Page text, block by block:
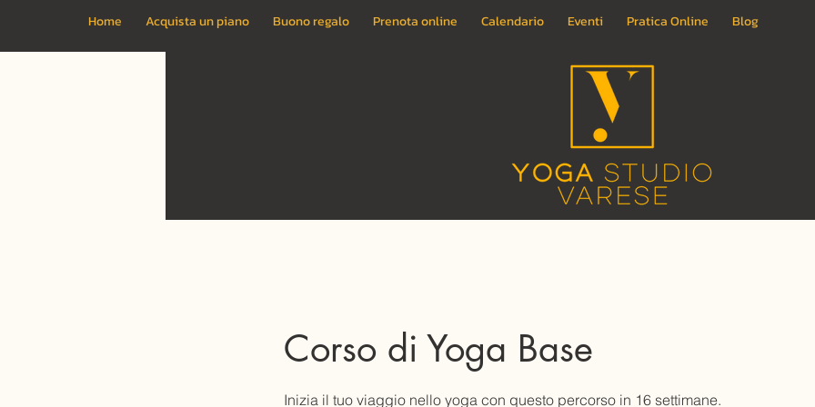
Home Acquista un piano Buono regalo Prenota online Calendario Eventi Pratica Online Blog
Corso di Yoga Base
Inizia il tuo viaggio nello yoga con questo percorso in 16 settimane.